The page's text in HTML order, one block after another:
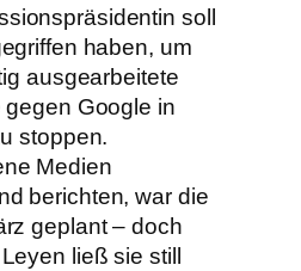
soll
haben, um
ausgearbeitete
gegen Google in
stoppen.
Medien
berichten, war die
geplant – doch
ließ sie still